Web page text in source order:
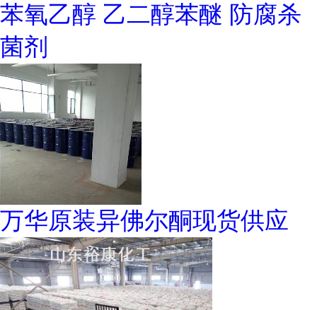
苯氧乙醇 乙二醇苯醚 防腐杀
菌剂
万华原装异佛尔酮现货供应